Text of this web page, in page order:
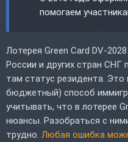
помогаем
Лотерея Green Card DV-
России и других стран СНГ
там статус резидента. Это
бюджетный) способ
учитывать, что в лотерее
нюансы. Разобраться с
трудно. Любая ошибка